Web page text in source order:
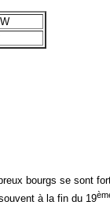
bourgs se sont
à la fin du 19